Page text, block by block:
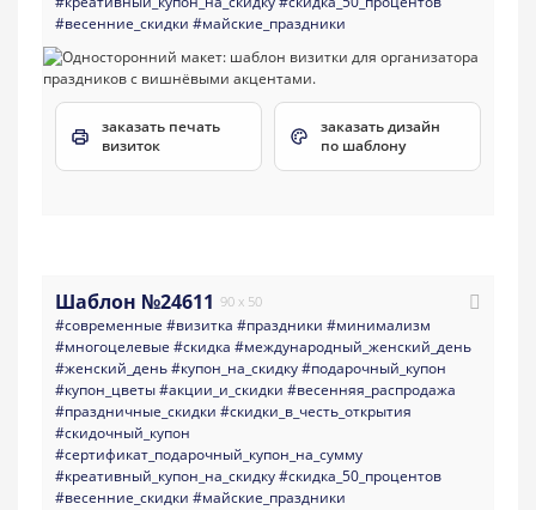
#весенние_скидки #майские_праздники
заказать печать
визиток
заказать дизайн
по шаблону
Шаблон №24611 90 x 50
#современные #визитка #праздники #минимализм
#многоцелевые #скидка #международный_женский_день
#женский_день#купон_на_скидку#подарочный_купон
#купон_цветы#акции_и_скидки #весенняя_распродажа
#праздничные_скидки #скидки_в_честь_открытия
#скидочный_купон
#сертификат_подарочный_купон_на_сумму
#креативный_купон_на_скидку#скидка_50_процентов
#весенние_скидки #майские_праздники